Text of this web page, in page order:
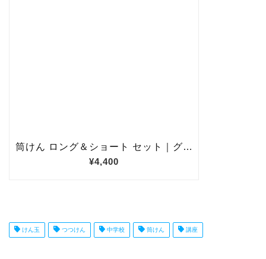
けん玉 つつけん 中学校 筒けん 講座